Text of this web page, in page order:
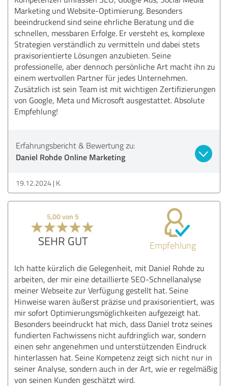
Marketing und Website-Optimierung. Besonders
beeindruckend sind seine ehrliche Beratung und die
schnellen, messbaren Erfolge. Er versteht es, komplexe
Strategien verständlich zu vermitteln und dabei stets
praxisorientierte Lösungen anzubieten. Seine
professionelle, aber dennoch persönliche Art macht ihn zu
einem wertvollen Partner für jedes Unternehmen.
Zusätzlich ist sein Team ist mit wichtigen Zertifizierungen
von Google, Meta und Microsoft ausgestattet. Absolute
Empfehlung!
Erfahrungsbericht & Bewertung zu:
Daniel Rohde Online Marketing
19.12.2024 K.
5,00 von 5
SEHR GUT Empfehlung
Ich hatte kürzlich die Gelegenheit, mit Daniel Rohde zu
arbeiten, der mir eine detaillierte SEO-Schnellanalyse
meiner Webseite zur Verfügung gestellt hat. Seine
Hinweise waren äußerst präzise und praxisorientiert, was
mir sofort Optimierungsmöglichkeiten aufgezeigt hat.
Besonders beeindruckt hat mich, dass Daniel trotz seines
fundierten Fachwissens nicht aufdringlich war, sondern
einen sehr angenehmen und unterstützenden Eindruck
hinterlassen hat. Seine Kompetenz zeigt sich nicht nur in
seiner Analyse, sondern auch in der Art, wie er regelmäßig
von seinen Kunden geschätzt wird.